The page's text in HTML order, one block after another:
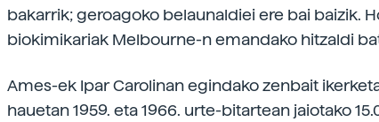
bakarrik; geroagoko belaunaldiei ere bai baizik.
biokimikariak Melbourne-n emandako hitzaldi
Ames-ek Ipar Carolinan egindako zenbait
hauetan 1959. eta 1966. urte-bitartean jaiotako